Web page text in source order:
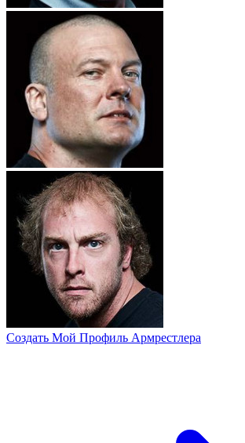
Создать Мой Профиль Армрестлера